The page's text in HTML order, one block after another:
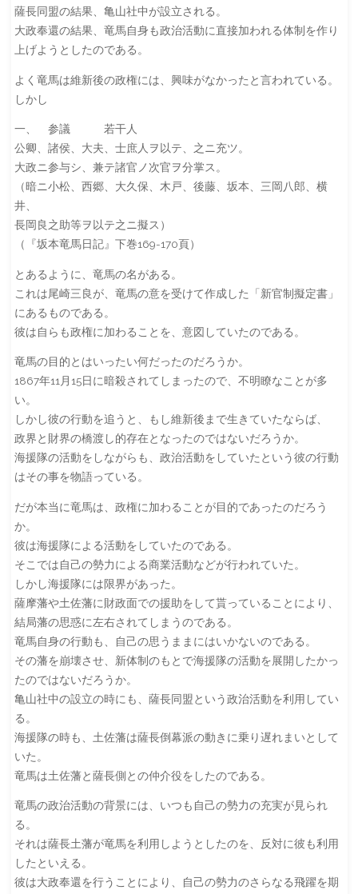
薩長同盟の結果、亀山社中が設立される。
大政奉還の結果、竜馬自身も政治活動に直接加われる体制を作り
上げようとしたのである。
よく竜馬は維新後の政権には、興味がなかったと言われている。
しかし
一、 参議 若干人
公卿、諸侯、大夫、士庶人ヲ以テ、之ニ充ツ。
大政ニ参与シ、兼テ諸官ノ次官ヲ分掌ス。
（暗ニ小松、西郷、大久保、木戸、後藤、坂本、三岡八郎、横
井、
長岡良之助等ヲ以テ之ニ擬ス）
（『坂本竜馬日記』下巻169-170頁）
とあるように、竜馬の名がある。
これは尾崎三良が、竜馬の意を受けて作成した「新官制擬定書」
にあるものである。
彼は自らも政権に加わることを、意図していたのである。
竜馬の目的とはいったい何だったのだろうか。
1867年11月15日に暗殺されてしまったので、不明瞭なことが多
い。
しかし彼の行動を追うと、もし維新後まで生きていたならば、
政界と財界の橋渡し的存在となったのではないだろうか。
海援隊の活動をしながらも、政治活動をしていたという彼の行動
はその事を物語っている。
だが本当に竜馬は、政権に加わることが目的であったのだろう
か。
彼は海援隊による活動をしていたのである。
そこでは自己の勢力による商業活動などが行われていた。
しかし海援隊には限界があった。
薩摩藩や土佐藩に財政面での援助をして貰っていることにより、
結局藩の思惑に左右されてしまうのである。
竜馬自身の行動も、自己の思うままにはいかないのである。
その藩を崩壊させ、新体制のもとで海援隊の活動を展開したかっ
たのではないだろうか。
亀山社中の設立の時にも、薩長同盟という政治活動を利用してい
る。
海援隊の時も、土佐藩は薩長倒幕派の動きに乗り遅れまいとして
いた。
竜馬は土佐藩と薩長側との仲介役をしたのである。
竜馬の政治活動の背景には、いつも自己の勢力の充実が見られ
る。
それは薩長土藩が竜馬を利用しようとしたのを、反対に彼も利用
したといえる。
彼は大政奉還を行うことにより、自己の勢力のさらなる飛躍を期